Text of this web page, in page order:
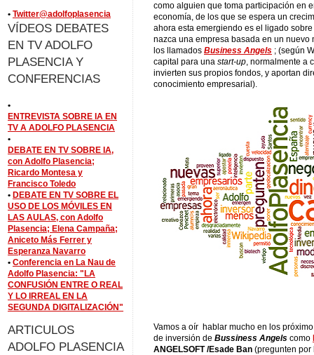
como alguien que toma participación en
economía, de los que se espera un
ahora esta emergiendo es el ligado sobre
nazca una empresa basada en un
los llamados Business Angels ; (según
capital para una start-up, normalmente a
invierten sus propios fondos, y aportan
conocimiento empresarial).
Vamos a oír hablar mucho en los
de inversión de Bussiness Angels como
ANGELSOFT /Esade Ban (pregunten por
• Twitter@adolfoplasencia
VÍDEOS DEBATES
EN TV ADOLFO
PLASENCIA Y
CONFERENCIAS
•
ENTREVISTA SOBRE IA EN
TV A ADOLFO PLASENCIA
•
DEBATE EN TV SOBRE IA,
con Adolfo Plasencia;
Ricardo Montesa y
Francisco Toledo
• DEBATE EN TV SOBRE EL
USO DE LOS MÓVILES EN
LAS AULAS, con Adolfo
Plasencia; Elena Campaña;
Aniceto Más Ferrer y
Esperanza Navarro
• Conferencia en La Nau de
Adolfo Plasencia: "LA
CONFUSIÓN ENTRE O REAL
Y LO IRREAL EN LA
SEGUNDA DIGITALIZACIÓN"
ARTICULOS
ADOLFO PLASENCIA